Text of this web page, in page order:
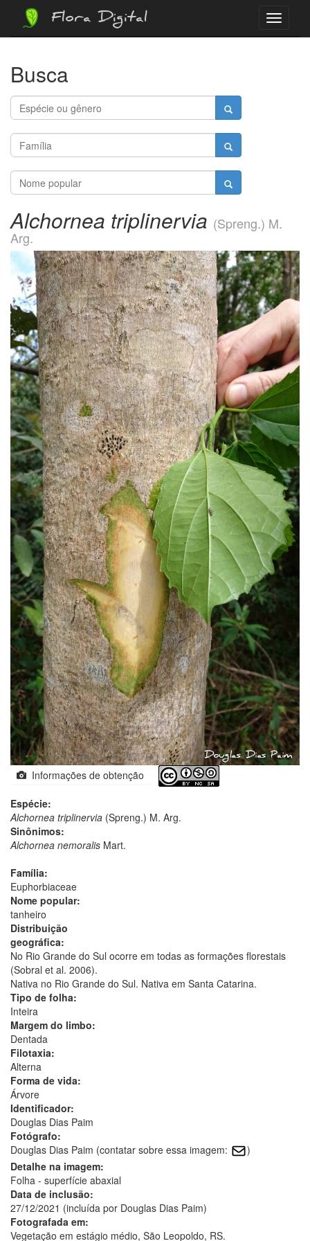
Menu
Flora Digital
Busca
Alchornea triplinervia (Spreng.) M.
Arg.
Informações de obtenção
Espécie:
Alchornea triplinervia (Spreng.) M. Arg.
Sinônimos:
Alchornea nemoralis Mart.
Família:
Euphorbiaceae
Nome popular:
tanheiro
Distribuição
geográfica:
No Rio Grande do Sul ocorre em todas as formações florestais
(Sobral et al. 2006).
Nativa no Rio Grande do Sul. Nativa em Santa Catarina.
Tipo de folha:
Inteira
Margem do limbo:
Dentada
Filotaxia:
Alterna
Forma de vida:
Árvore
Identificador:
Douglas Dias Paim
Fotógrafo:
Douglas Dias Paim (contatar sobre essa imagem:
)
Detalhe na imagem:
Folha - superfície abaxial
Data de inclusão:
27/12/2021 (incluída por Douglas Dias Paim)
Fotografada em:
Vegetação em estágio médio, São Leopoldo, RS.